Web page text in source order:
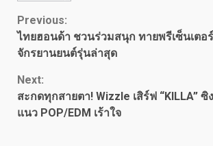
Continue
Reading
Previous:
ไทยฮอนด้า ชวนร่วมสนุก ทายพรีเซ็นเต
จักรยานยนต์รุ่นล่าสุด
Next:
สะกดทุกสายตา! Wizzle เสิร์ฟ “KILLA” ซิ
แนว POP/EDM เร้าใจ